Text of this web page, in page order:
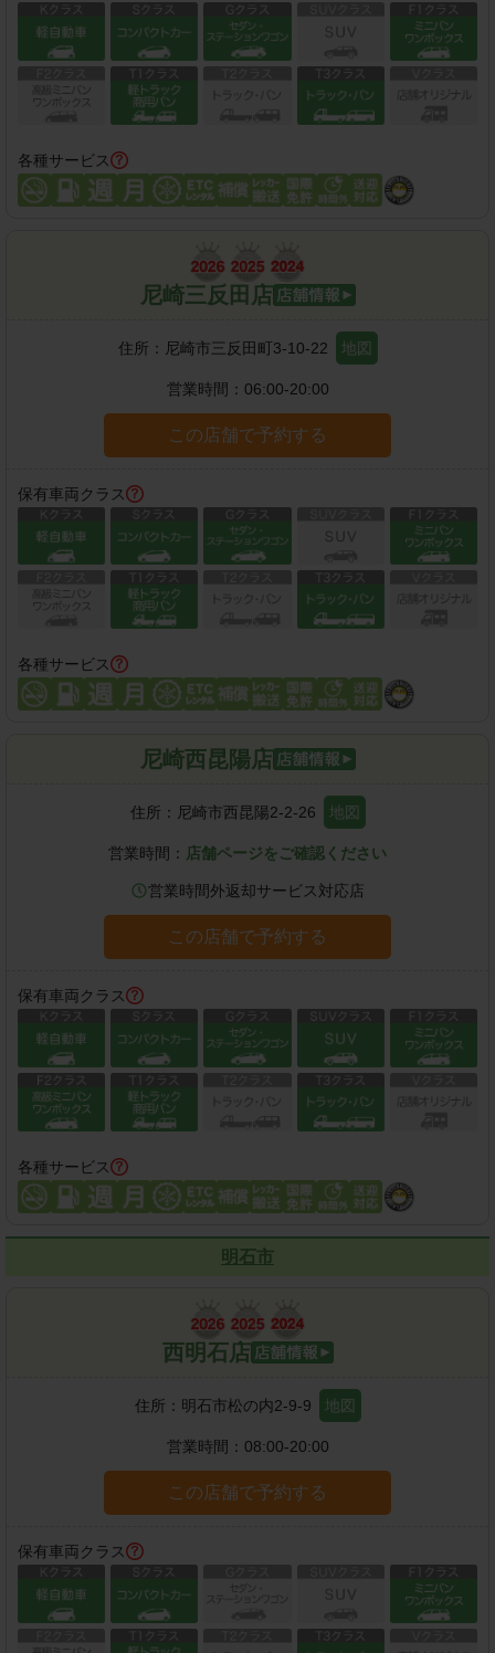
各種サービス
尼崎三反田店
住所： 尼崎市三反田町3-10-22 地図
営業時間： 06:00-20:00
この店舗で予約する
保有車両クラス
各種サービス
尼崎西昆陽店
住所： 尼崎市西昆陽2-2-26 地図
営業時間： 店舗ページをご確認ください
営業時間外返却サービス対応店
この店舗で予約する
保有車両クラス
各種サービス
明石市
西明石店
住所： 明石市松の内2-9-9 地図
営業時間： 08:00-20:00
この店舗で予約する
保有車両クラス